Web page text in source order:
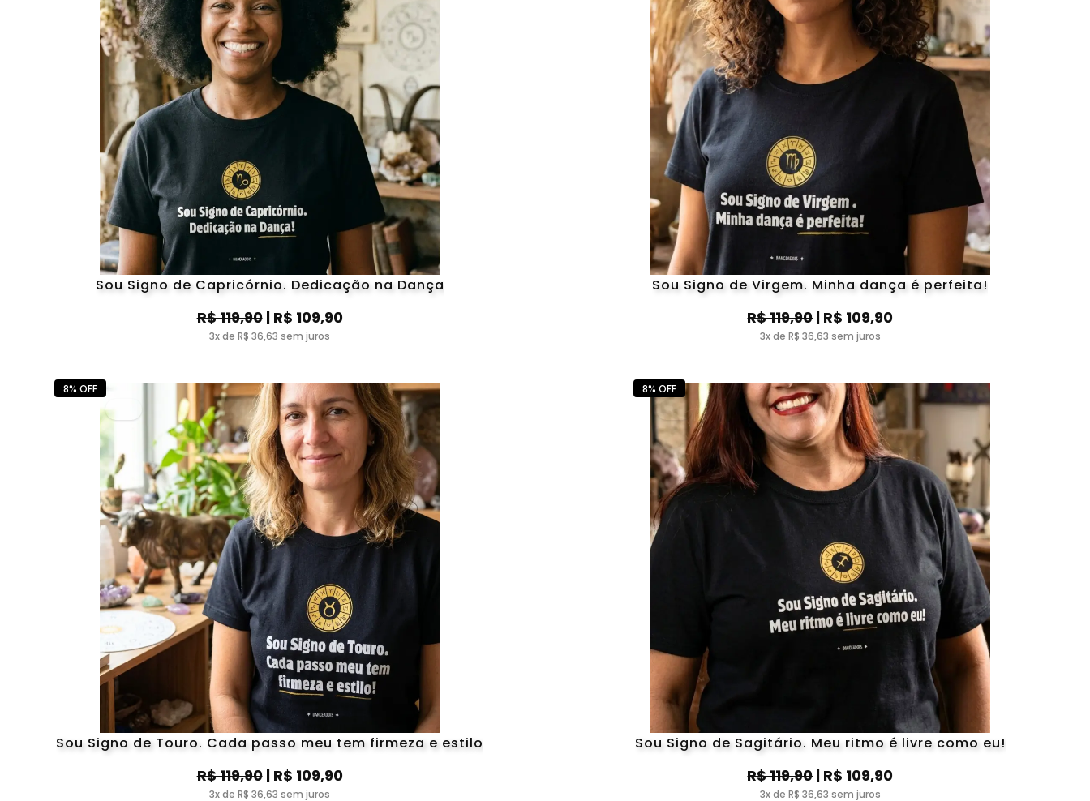
Sou Signo de Capricórnio. Dedicação na Dança
R$ 119,90| R$ 109,90
3x de R$ 36,63 sem juros
Sou Signo de Virgem. Minha dança é perfeita!
R$ 119,90| R$ 109,90
3x de R$ 36,63 sem juros
Sou Signo de Touro. Cada passo meu tem firmeza e estilo
R$ 119,90| R$ 109,90
3x de R$ 36,63 sem juros
8% OFF
Sou Signo de Sagitário. Meu ritmo é livre como eu!
R$ 119,90| R$ 109,90
3x de R$ 36,63 sem juros
8% OFF